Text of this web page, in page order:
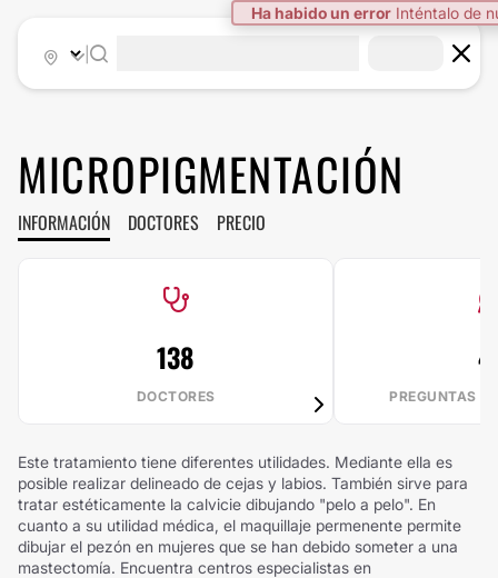
Ha habido un error Inténtalo de
MICROPIGMENTACIÓN
INFORMACIÓN DOCTORES PRECIO
138
DOCTORES PREGUNTAS
Este tratamiento tiene diferentes utilidades. Mediante ella es
posible realizar delineado de cejas y labios. También sirve para
tratar estéticamente la calvicie dibujando "pelo a pelo". En
cuanto a su utilidad médica, el maquillaje permenente permite
dibujar el pezón en mujeres que se han debido someter a una
mastectomía. Encuentra centros especialistas en